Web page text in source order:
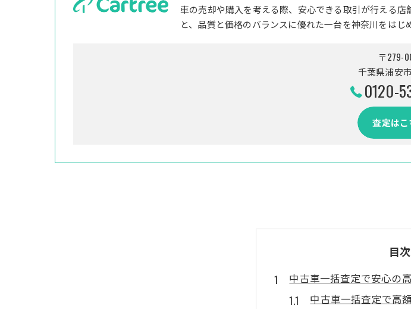
車の売却や購入を考える際、安心できる取引が行える
と、品質と価格のバランスに優れた一台を神奈川をはじ
〒279-
千葉県浦安
0120-
査定はこ
目次
中古車一括査定で安心の
中古車一括査定で高